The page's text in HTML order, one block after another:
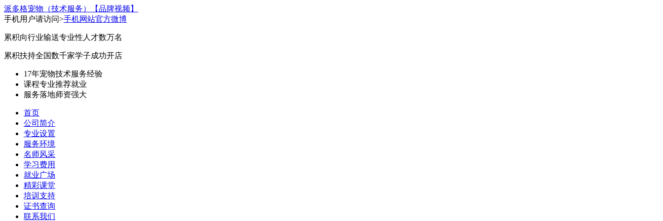
派多格宠物（技术服务）
【品牌视频】
手机用户请访问>手机网站官方微博
累积向行业输送专业性人才数万名
累积扶持全国数千家学子成功开店
17年宠物技术服务经验
课程专业推荐就业
服务落地师资强大
首页
公司简介
专业设置
服务环境
名师风采
学习费用
就业广场
精彩课堂
培训支持
证书查询
联系我们